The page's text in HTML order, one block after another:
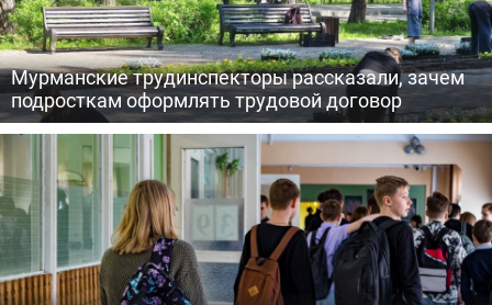
Мурманские трудинспекторы рассказали, зачем
подросткам оформлять трудовой договор